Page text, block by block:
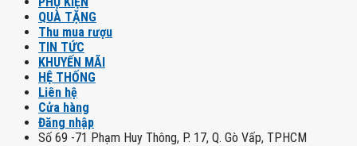
QUÀ TẶNG
Thu mua rượu
TIN TỨC
KHUYẾN MÃI
HỆ THỐNG
Liên hệ
Cửa hàng
Đăng nhập
Số 69 -71 Phạm Huy Thông, P. 17, Q. Gò Vấp, TPHCM